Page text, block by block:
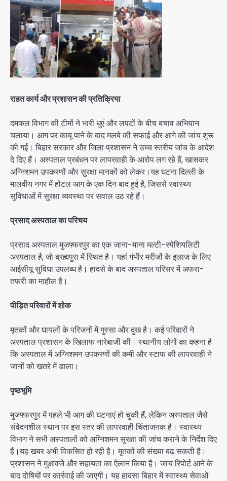
राहत कार्य और प्रशासन की प्रतिक्रिया
दमकल विभाग की टीमों ने भारी धुएं और लपटों के बीच बचाव अभियान
चलाया। आग पर काबू पाने के बाद मलबे की सफाई और आगे की जांच शुरू
की गई। बिहार सरकार और जिला प्रशासन ने उच्च स्तरीय जांच के आदेश
दे दिए हैं। अस्पताल प्रबंधन पर लापरवाही के आरोप लग रहे हैं, खासकर
अग्निशमन उपकरणों और सुरक्षा मानकों को लेकर।यह घटना दिल्ली के
मालवीय नगर में होटल आग के एक दिन बाद हुई है, जिससे स्वास्थ्य
सुविधाओं में सुरक्षा व्यवस्था पर सवाल उठ रहे हैं।
प्रसाद अस्पताल का परिचय
प्रसाद अस्पताल मुजफ्फरपुर का एक जाना-माना मल्टी-स्पेशियलिटी
अस्पताल है, जो ब्रह्मपुरा में स्थित है। यहां गंभीर मरीजों के इलाज के लिए
आईसीयू सुविधा उपलब्ध है। हादसे के बाद अस्पताल परिसर में अफरा-
तफरी का माहौल है।
पीड़ित परिवारों में शोक
मृतकों और घायलों के परिजनों में गुस्सा और दुख है। कई परिवारों ने
अस्पताल प्रशासन के खिलाफ नारेबाजी की। स्थानीय लोगों का कहना है
कि अस्पताल में अग्निशमन उपकरणों की कमी और स्टाफ की लापरवाही ने
जानों को खतरे में डाला।
पृष्ठभूमि
मुजफ्फरपुर में पहले भी आग की घटनाएं हो चुकी हैं, लेकिन अस्पताल जैसे
संवेदनशील स्थान पर इस स्तर की लापरवाही चिंताजनक है। स्वास्थ्य
विभाग ने सभी अस्पतालों को अग्निशमन सुरक्षा की जांच कराने के निर्देश दिए
हैं।यह खबर अभी विकसित हो रही है। मृतकों की संख्या बढ़ सकती है।
प्रशासन ने मुआवजे और सहायता का ऐलान किया है। जांच रिपोर्ट आने के
बाद दोषियों पर कार्रवाई की जाएगी। यह हादसा बिहार में स्वास्थ्य सेवाओं